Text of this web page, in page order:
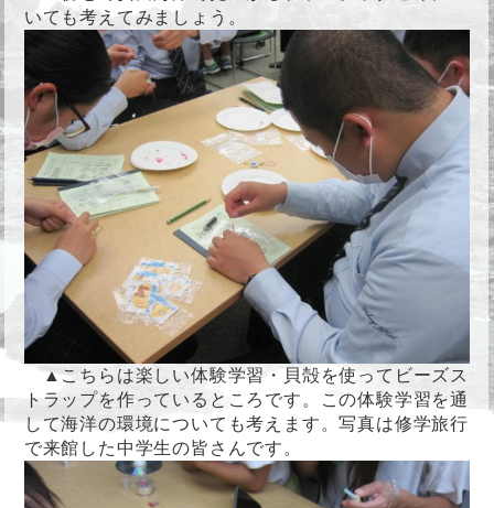
いても考えてみましょう。
▲こちらは楽しい体験学習・貝殻を使ってビーズス
トラップを作っているところです。この体験学習を通
して海洋の環境についても考えます。写真は修学旅行
で来館した中学生の皆さんです。